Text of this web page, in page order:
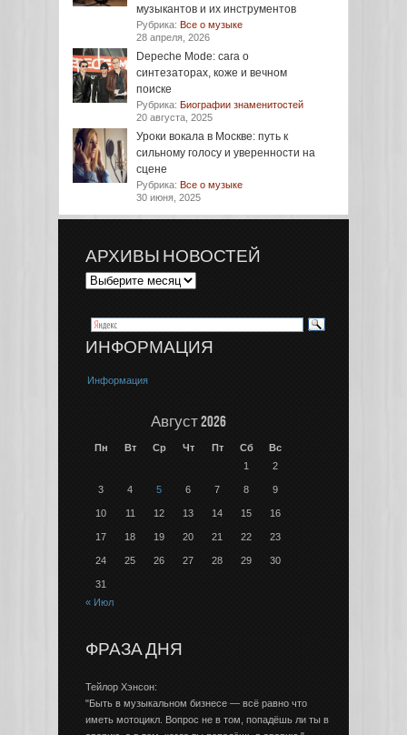
музыкантов и их инструментов
Рубрика: Все о музыке
28 апреля, 2026
Depeche Mode: сага о
синтезаторах, коже и вечном
поиске
Рубрика: Биографии знаменитостей
20 августа, 2025
Уроки вокала в Москве: путь к
сильному голосу и уверенности на
сцене
Рубрика: Все о музыке
30 июня, 2025
АРХИВЫ НОВОСТЕЙ
ИНФОРМАЦИЯ
Информация
Август 2026
Пн Вт Ср Чт Пт Сб
Вс
1
2
3 4 5 6 7 8 9
10 11 12 13 14 15 16
17 18 19 20 21 22 23
24 25 26 27 28 29 30
31
« Июл
ФРАЗА ДНЯ
Тейлор Хэнсон:
"Быть в музыкальном бизнесе — всё равно что
иметь мотоцикл. Вопрос не в том, попадёшь ли ты в